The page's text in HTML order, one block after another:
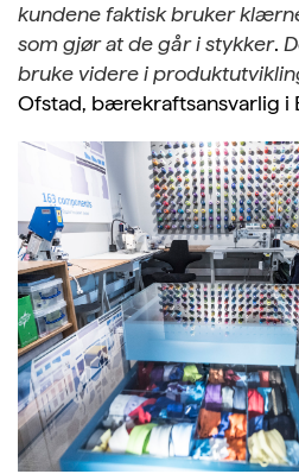
kundene faktisk bruker
som gjør at de går i stykker.
bruke videre i
Ofstad, bærekraftsansvarlig i